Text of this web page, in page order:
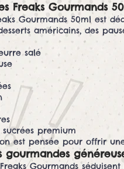
Freaks Gourmands
Gourmands 50ml est
américains, des
salé
sucrées premium
est pensée pour offrir
gourmandes
Gourmands